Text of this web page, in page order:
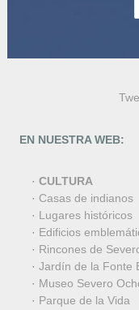
EN NUESTRA WEB:
· CULTURA
· Casas de indianos
· Lugares históricos
· Edificios
· Rincones de
· Jardín de la Fonte
· Museo Severo
· Parque de la Vida